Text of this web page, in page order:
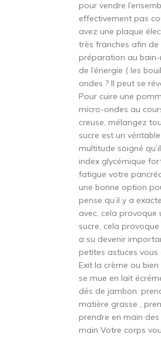
pour vendre
effectivement pas
avez une plaque
très franches afin de
préparation au
de l’énergie ( les
ondes ? Il peut se
Pour cuire une
micro-ondes au
creuse, mélangez
sucre est un
multitude soigné
index glycémique
fatigue votre
une bonne option
pense qu’il y a
avec, cela provoque
sucre, cela
a su devenir
petites astuces
Exit la crème ou
se mue en lait
dés de jambon.
matière grasse ,
prendre en main
main Votre corps